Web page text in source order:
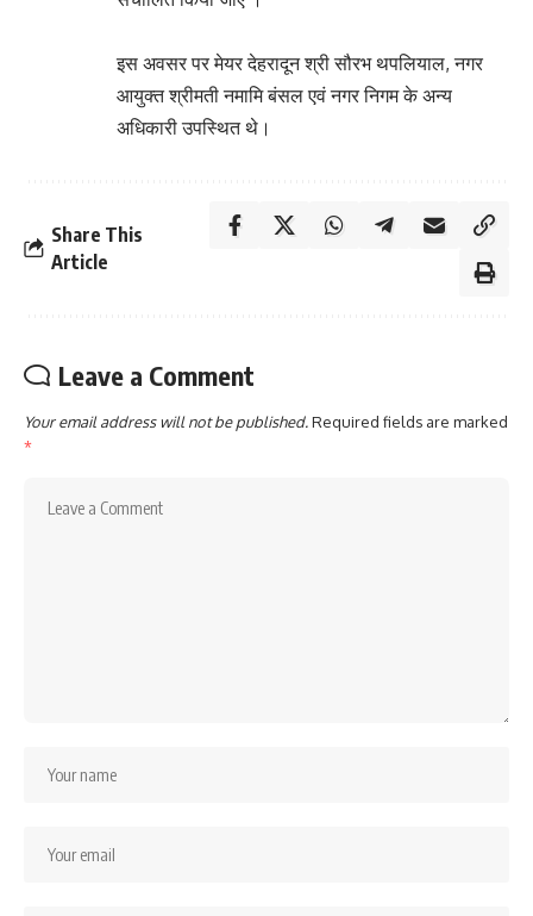
इस अवसर पर मेयर देहरादून श्री सौरभ थपलियाल, नगर
आयुक्त श्रीमती नमामि बंसल एवं नगर निगम के अन्य
अधिकारी उपस्थित थे।
Share This
Article
Leave a Comment
Your email address will not be published.Required fields are marked
*